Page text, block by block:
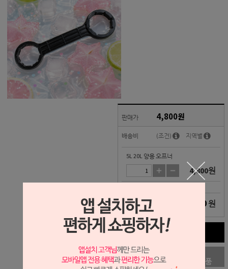
판매가 4,800원
배송비 (조건) 지역별
5L 20L 양용 오프너
4,800원
총 상품 금액 4,800 원
장바구니 관심상품